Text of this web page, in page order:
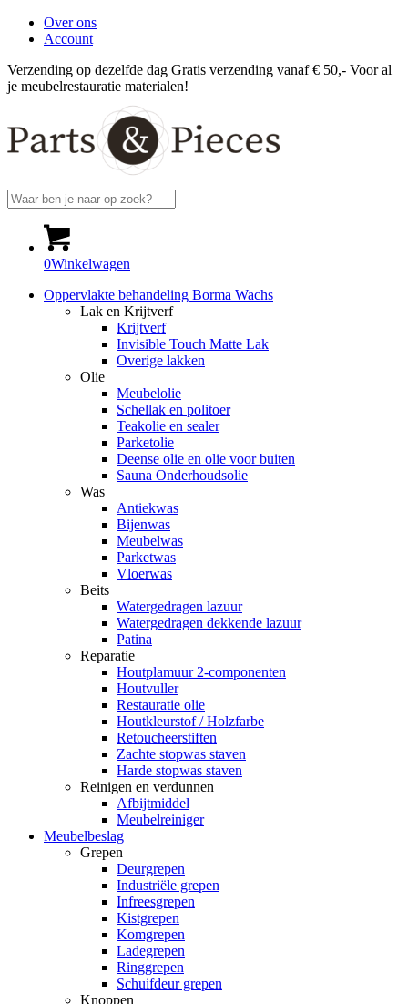
Over ons
Account
Verzending op dezelfde dag Gratis verzending vanaf € 50,- Voor al
je meubelrestauratie materialen!
0Winkelwagen
Oppervlakte behandeling Borma Wachs
Lak en Krijtverf
Krijtverf
Invisible Touch Matte Lak
Overige lakken
Olie
Meubelolie
Schellak en politoer
Teakolie en sealer
Parketolie
Deense olie en olie voor buiten
Sauna Onderhoudsolie
Was
Antiekwas
Bijenwas
Meubelwas
Parketwas
Vloerwas
Beits
Watergedragen lazuur
Watergedragen dekkende lazuur
Patina
Reparatie
Houtplamuur 2-componenten
Houtvuller
Restauratie olie
Houtkleurstof / Holzfarbe
Retoucheerstiften
Zachte stopwas staven
Harde stopwas staven
Reinigen en verdunnen
Afbijtmiddel
Meubelreiniger
Meubelbeslag
Grepen
Deurgrepen
Industriële grepen
Infreesgrepen
Kistgrepen
Komgrepen
Ladegrepen
Ringgrepen
Schuifdeur grepen
Knoppen